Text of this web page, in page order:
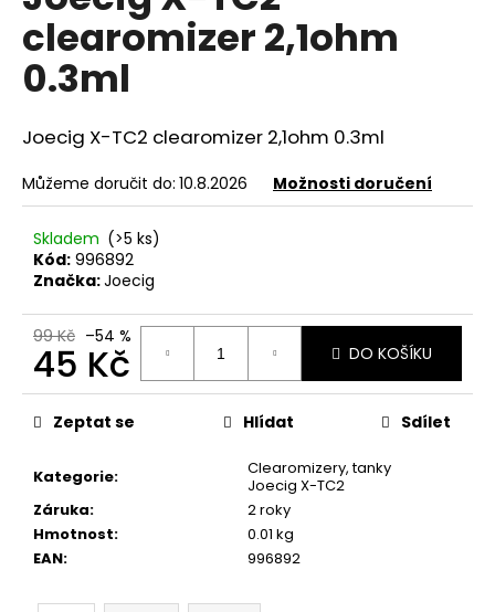
z
5
hvězdiček.
clearomizer 2,1ohm
0.3ml
Joecig X-TC2 clearomizer 2,1ohm 0.3ml
Můžeme doručit do: 10.8.2026 Možnosti doručení
Skladem (>5 ks)
Kód: 996892
Značka:Joecig
99 Kč –54 %
45 Kč
Měrná
cena:
DO KOŠÍKU
Kategorie:
Clearomizery, tanky
Joecig X-TC2
Záruka:
2 roky
Hmotnost:
0.01 kg
EAN: 996892
Zeptat se Hlídat Sdílet
a
j
í
?
o
p
o
u
č
u
e
m